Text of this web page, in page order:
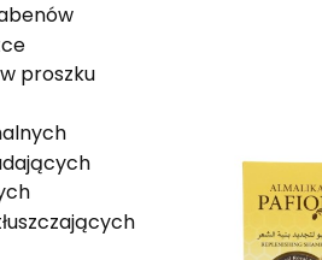
proszku